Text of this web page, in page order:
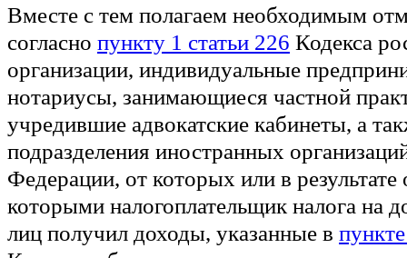
Вместе с тем полагаем необходимым
согласно пункту 1 статьи 226 Кодекса
организации, индивидуальные
нотариусы, занимающиеся частной
учредившие адвокатские кабинеты, а
подразделения иностранных
Федерации, от которых или в
которыми налогоплательщик налога на
лиц получил доходы, указанные в